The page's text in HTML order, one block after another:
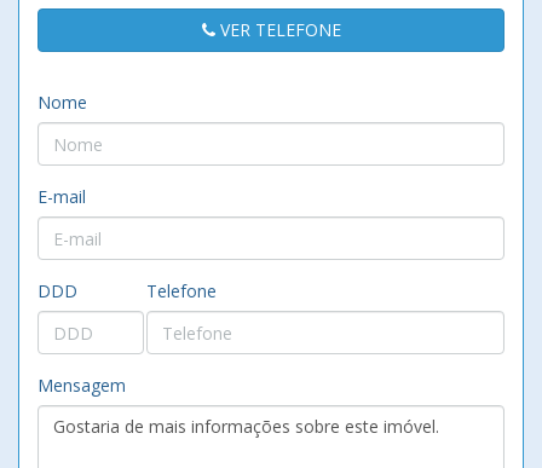
VER TELEFONE
Nome
E-mail
DDD Telefone
Mensagem